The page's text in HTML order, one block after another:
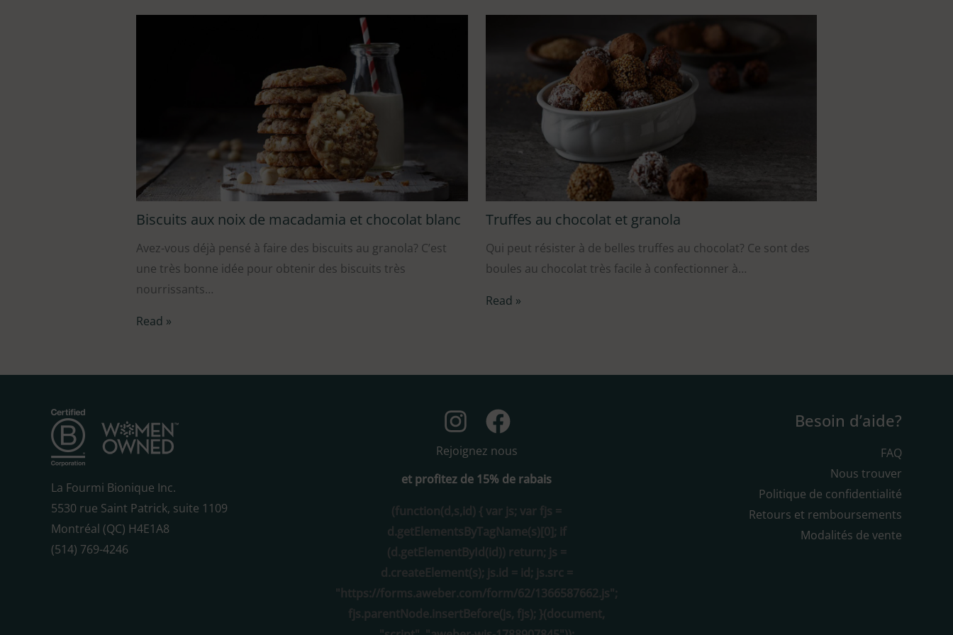
Biscuits aux noix de macadamia et chocolat blanc
Avez-vous déjà pensé à faire des biscuits au granola? C’est
une très bonne idée pour obtenir des biscuits très
nourrissants…
Read »
Truffes au chocolat et granola
Qui peut résister à de belles truffes au chocolat? Ce sont des
boules au chocolat très facile à confectionner à…
Read »
La Fourmi Bionique Inc.
5530 rue Saint Patrick, suite 1109
Montréal (QC) H4E1A8
(514) 769-4246
Rejoignez nous
et profitez de 15% de rabais
(function(d,s,id) { var js; var fjs =
d.getElementsByTagName(s)[0]; if
(d.getElementById(id)) return; js =
d.createElement(s); js.id = id; js.src =
"https://forms.aweber.com/form/62/1366587662.js";
fjs.parentNode.insertBefore(js, fjs); }(document,
Besoin d’aide?
FAQ
Nous trouver
Politique de confidentialité
Retours et remboursements
Modalités de vente